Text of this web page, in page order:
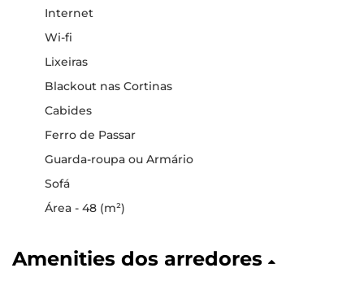
Internet
Wi-fi
Lixeiras
Blackout nas Cortinas
Cabides
Ferro de Passar
Guarda-roupa ou Armário
Sofá
Área - 48 (m²)
Amenities dos arredores